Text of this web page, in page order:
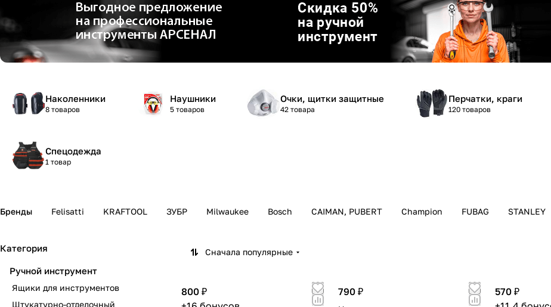
Наколенники
8 товаров
Наушники
5 товаров
Очки, щитки защитные
42 товара
Перчатки, краги
120 товаров
Спецодежда
1 товар
Бренды Felisatti KRAFTOOL ЗУБР Milwaukee Bosch CAIMAN, PUBERT Champion FUBAG STANLEY
Сначала популярные
800 ₽
790 ₽
570 ₽
Категория
Ручной инструмент
Ящики для инструментов
Штукатурно-отделочный
График платежей
Оставшиеся75
с вашей карты
каждые 2 недели